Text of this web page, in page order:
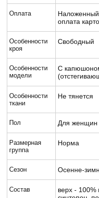
Оплата
Наложенный
оплата
Особенности
кроя
Свободный
Особенности
модели
С
Особенности
ткани
Не тянется
Пол Для женщин
Размерная
группа
Норма
Сезон Осенне-
Состав
верх - 100%